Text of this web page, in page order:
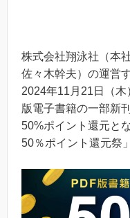
株式会社翔泳社（本
佐々⽊幹夫）の運営
2024年11月21日（
版電子書籍の一部新
50%ポイント還元と
50％ポイント還元祭